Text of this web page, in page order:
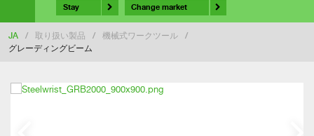
Stay Change market
JA / 取り扱い製品 / 機械式ワークツール
/
グレーディングビーム